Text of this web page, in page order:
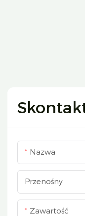
Nazwa
Przenośny
Zawartość